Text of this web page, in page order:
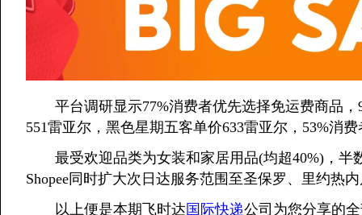
平台调研显示77%消费者优先选择免运费商品，
551雷亚尔，黑色星期五客单价633雷亚尔，53%消
最受欢迎品类为女装和家居用品(均超40%)，半
Shopee同时扩大次日达服务范围至圣保罗、里约热
以上便是本期飞时达 国际快递公司为您分享的